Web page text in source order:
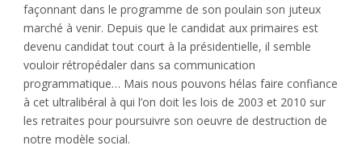
façonnant dans le programme de son poulain son juteux
marché à venir. Depuis que le candidat aux primaires est
devenu candidat tout court à la présidentielle, il semble
vouloir rétropédaler dans sa communication
programmatique… Mais nous pouvons hélas faire confiance
à cet ultralibéral à qui l’on doit les lois de 2003 et 2010 sur
les retraites pour poursuivre son oeuvre de destruction de
notre modèle social.